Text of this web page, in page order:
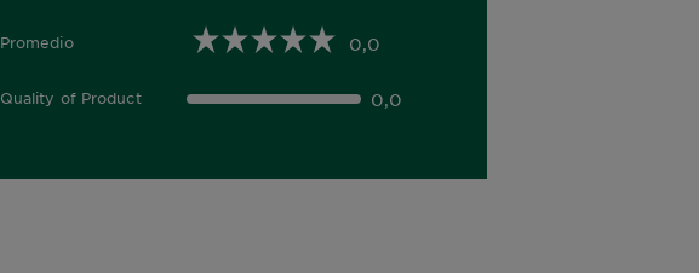
Promedio
0,0 out of 5 stars 0,0
Quality of Product
0,0 out of 5 stars 0,0